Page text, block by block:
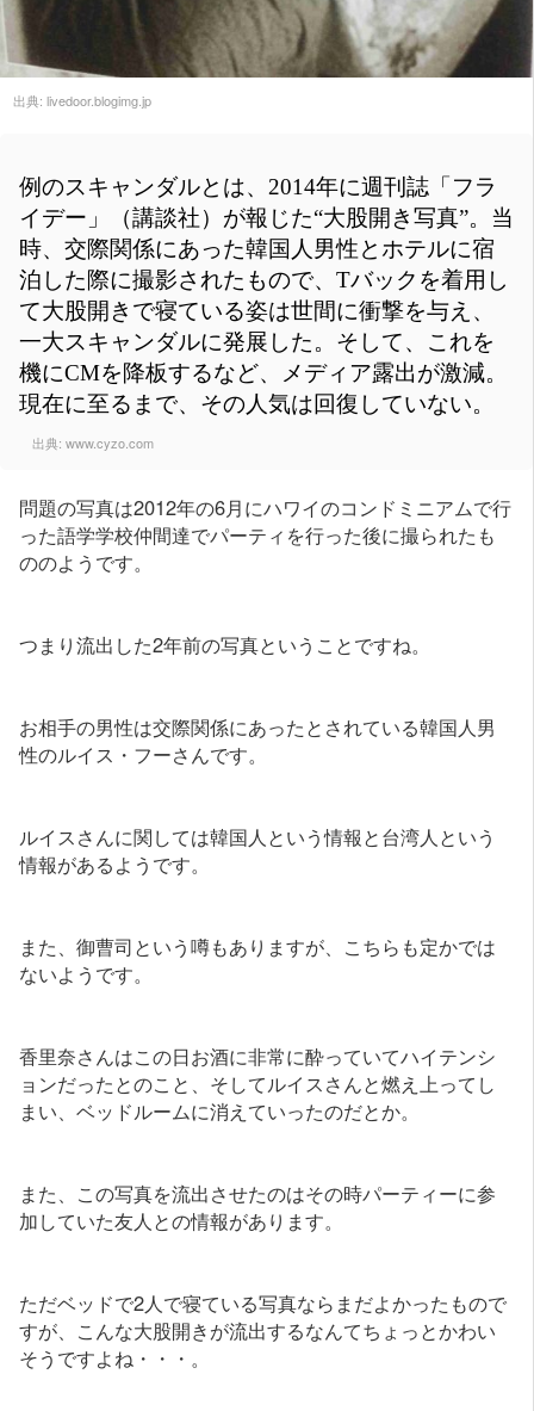
出典: livedoor.blogimg.jp
例のスキャンダルとは、2014年に週刊誌「フラ
イデー」（講談社）が報じた“大股開き写真”。当
時、交際関係にあった韓国人男性とホテルに宿
泊した際に撮影されたもので、Tバックを着用し
て大股開きで寝ている姿は世間に衝撃を与え、
一大スキャンダルに発展した。そして、これを
機にCMを降板するなど、メディア露出が激減。
現在に至るまで、その人気は回復していない。
出典: www.cyzo.com
問題の写真は2012年の6月にハワイのコンドミニアムで行
った語学学校仲間達でパーティを行った後に撮られたも
ののようです。
つまり流出した2年前の写真ということですね。
お相手の男性は交際関係にあったとされている韓国人男
性のルイス・フーさんです。
ルイスさんに関しては韓国人という情報と台湾人という
情報があるようです。
また、御曹司という噂もありますが、こちらも定かでは
ないようです。
香里奈さんはこの日お酒に非常に酔っていてハイテンシ
ョンだったとのこと、そしてルイスさんと燃え上ってし
まい、ベッドルームに消えていったのだとか。
また、この写真を流出させたのはその時パーティーに参
加していた友人との情報があります。
ただベッドで2人で寝ている写真ならまだよかったもので
すが、こんな大股開きが流出するなんてちょっとかわい
そうですよね・・・。